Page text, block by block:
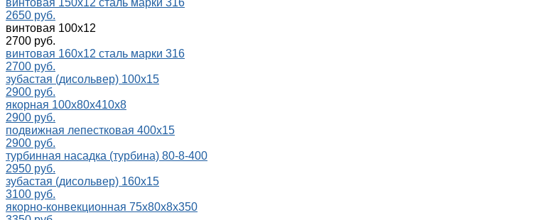
винтовая 150х12 сталь марки 316
2650 руб.
винтовая 100х12
2700 руб.
винтовая 160х12 сталь марки 316
2700 руб.
зубастая (дисольвер) 100x15
2900 руб.
якорная 100x80x410x8
2900 руб.
подвижная лепестковая 400х15
2900 руб.
турбинная насадка (турбина) 80-8-400
2950 руб.
зубастая (дисольвер) 160х15
3100 руб.
якорно-конвекционная 75x80x8x350